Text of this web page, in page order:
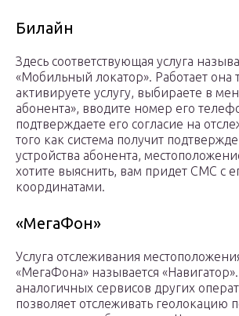
Билайн
Здесь соответствующая услуга
«Мобильный локатор». Работает она
активируете услугу, выбираете в
абонента», вводите номер его
подтверждаете его согласие на
того как система получит
устройства абонента,
хотите выяснить, вам придет СМС с
координатами.
«МегаФон»
Услуга отслеживания
«МегаФона» называется
аналогичных сервисов других
позволяет отслеживать геолокацию